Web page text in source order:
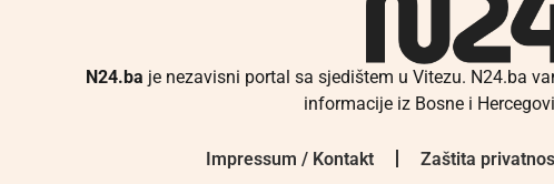
N24.ba je nezavisni portal sa sjedištem u Vitezu. N24.ba
informacije iz Bosne i
Impressum / Kontakt Zaštita